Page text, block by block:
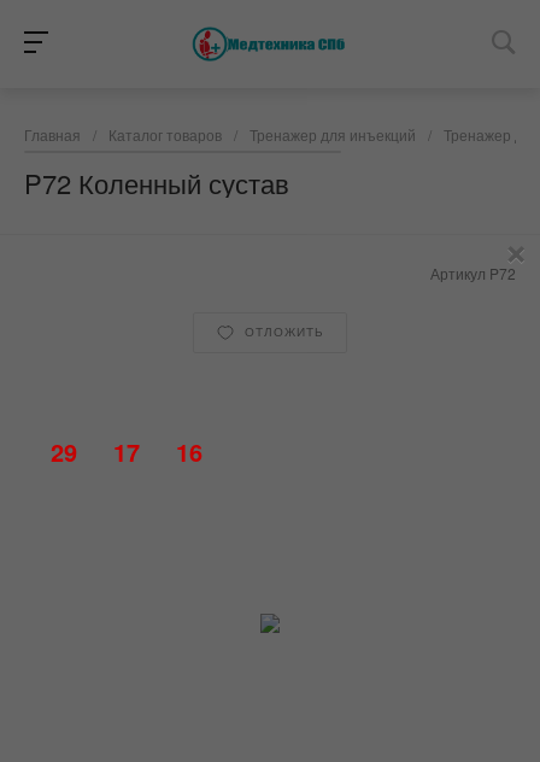
Главная / Каталог товаров / Тренажер для инъекций / Тренажер
P72 Коленный сустав
Артикул P72
ОТЛОЖИТЬ
×
29 17 16